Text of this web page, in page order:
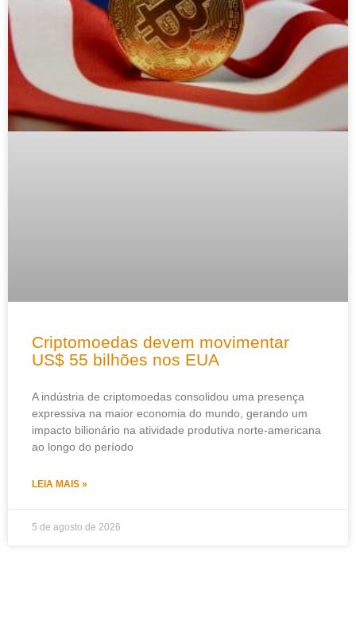
Criptomoedas devem movimentar
US$ 55 bilhões nos EUA
A indústria de criptomoedas consolidou uma presença
expressiva na maior economia do mundo, gerando um
impacto bilionário na atividade produtiva norte-americana
ao longo do período
LEIA MAIS »
5 de agosto de 2026